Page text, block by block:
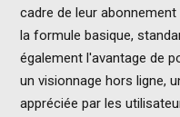
cadre de leur
la formule basique,
également l'avantage de
un visionnage hors ligne,
appréciée par les